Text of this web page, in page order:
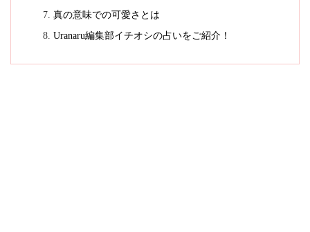
真の意味での可愛さとは
Uranaru編集部イチオシの占いをご紹介！